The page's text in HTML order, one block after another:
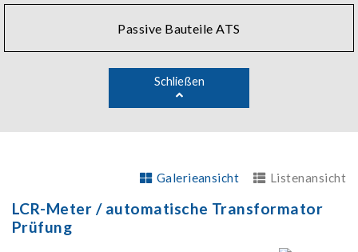
Passive Bauteile ATS
Schließen
Galerieansicht Listenansicht
LCR-Meter / automatische Transformator
Prüfung